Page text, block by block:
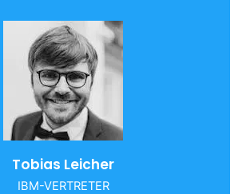
Tobias Leicher
IBM-VERTRETER